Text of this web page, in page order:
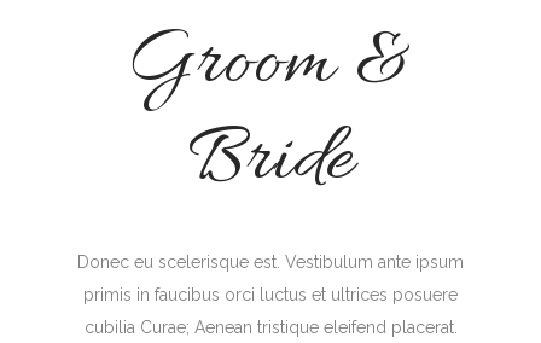
Groom &
Bride
Donec eu scelerisque est. Vestibulum ante ipsum
primis in faucibus orci luctus et ultrices posuere
cubilia Curae; Aenean tristique eleifend placerat.